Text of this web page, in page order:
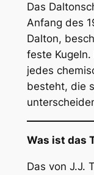
Das
Anfang des
Dalton,
feste
jedes
besteht, die
Was ist das
Das von J.J.